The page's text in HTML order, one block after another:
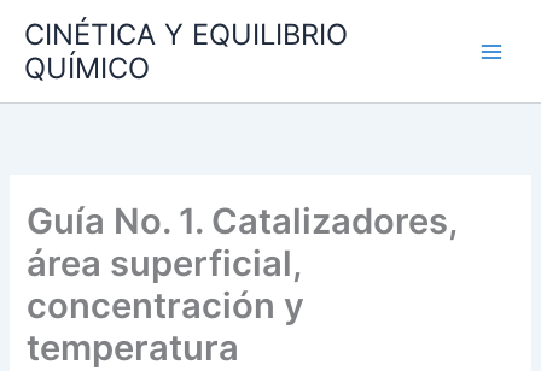
contenido
CINÉTICA Y EQUILIBRIO
QUÍMICO
Guía No. 1. Catalizadores,
área superficial,
concentración y
temperatura